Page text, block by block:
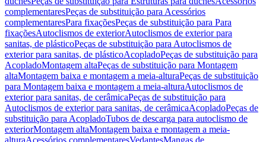
complementaresPeças de substituição para Acessórios
complementaresPara fixaçõesPeças de substituição para Para
fixaçõesAutoclismos de exteriorAutoclismos de exterior para
sanitas, de plásticoPeças de substituição para Autoclismos de
exterior para sanitas, de plásticoAcopladoPeças de substituição para
AcopladoMontagem altaPeças de substituição para Montagem
altaMontagem baixa e montagem a meia-alturaPeças de substituição
para Montagem baixa e montagem a meia-alturaAutoclismos de
exterior para sanitas, de cerâmicaPeças de substituição para
Autoclismos de exterior para sanitas, de cerâmicaAcopladoPeças de
substituição para AcopladoTubos de descarga para autoclismo de
exteriorMontagem altaMontagem baixa e montagem a meia-
alturaAcessórios complementaresVedantesMangas de